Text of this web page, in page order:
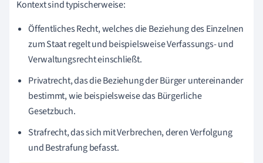
Kontext sind typischerweise:
Öffentliches Recht, welches die Beziehung des Einzelnen
zum Staat regelt und beispielsweise Verfassungs- und
Verwaltungsrecht einschließt.
Privatrecht, das die Beziehung der Bürger untereinander
bestimmt, wie beispielsweise das Bürgerliche
Gesetzbuch.
Strafrecht, das sich mit Verbrechen, deren Verfolgung
und Bestrafung befasst.